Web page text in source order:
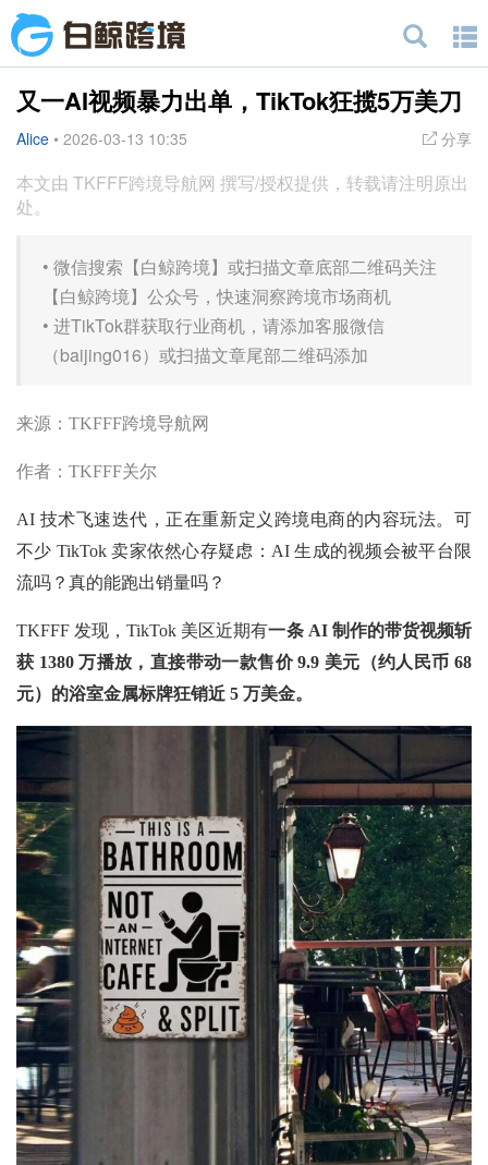
又一AI视频暴力出单，TikTok狂揽5万美刀
Alice • 2026-03-13 10:35 分享
本文由 TKFFF跨境导航网 撰写/授权提供，转载请注明原出
处。
• 微信搜索【白鲸跨境】或扫描文章底部二维码关注
【白鲸跨境】公众号，快速洞察跨境市场商机
• 进TikTok群获取行业商机，请添加客服微信
（baijing016）或扫描文章尾部二维码添加
来源：TKFFF跨境导航网
作者：TKFFF关尔
AI 技术飞速迭代，正在重新定义跨境电商的内容玩法。可
不少 TikTok 卖家依然心存疑虑：AI 生成的视频会被平台限
流吗？真的能跑出销量吗？
TKFFF 发现，TikTok 美区近期有一条 AI 制作的带货视频斩
获 1380 万播放，直接带动一款售价 9.9 美元（约人民币 68
元）的浴室金属标牌狂销近 5 万美金。